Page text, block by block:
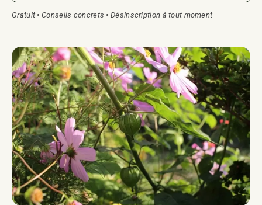
Gratuit • Conseils concrets • Désinscription à tout moment